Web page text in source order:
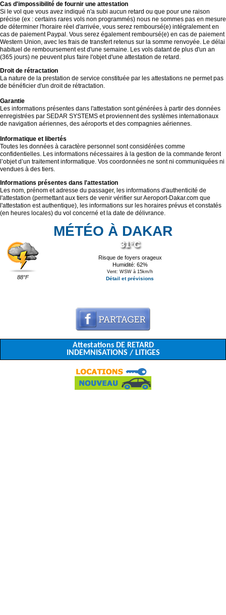
Cas d'impossibilité de fournir une attestation
Si le vol que vous avez indiqué n'a subi aucun retard ou que pour une raison
précise (ex : certains rares vols non programmés) nous ne sommes pas en mesure
de déterminer l'horaire réel d'arrivée, vous serez remboursé(e) intégralement en
cas de paiement Paypal. Vous serez également remboursé(e) en cas de paiement
Western Union, avec les frais de transfert retenus sur la somme renvoyée. Le délai
habituel de remboursement est d'une semaine. Les vols datant de plus d'un an
(365 jours) ne peuvent plus faire l'objet d'une attestation de retard.
Droit de rétractation
La nature de la prestation de service constituée par les attestations ne permet pas
de bénéficier d'un droit de rétractation.
Garantie
Les informations présentes dans l'attestation sont générées à partir des données
enregistrées par SEDAR SYSTEMS et proviennent des systèmes internationaux
de navigation aériennes, des aéroports et des compagnies aériennes.
Informatique et libertés
Toutes les données à caractère personnel sont considérées comme
confidentielles. Les informations nécessaires à la gestion de la commande feront
l’objet d’un traitement informatique. Vos coordonnées ne sont ni communiquées ni
vendues à des tiers.
Informations présentes dans l'attestation
Les nom, prénom et adresse du passager, les informations d'authenticité de
l'attestation (permettant aux tiers de venir vérifier sur Aeroport-Dakar.com que
l'attestation est authentique), les informations sur les horaires prévus et constatés
(en heures locales) du vol concerné et la date de délivrance.
MÉTÉO À DAKAR
88°F
31°C
Risque de foyers orageux
Humidité: 62%
Vent: WSW à 15km/h
Détail et prévisions
Attestations DE RETARD
INDEMNISATIONS / LITIGES